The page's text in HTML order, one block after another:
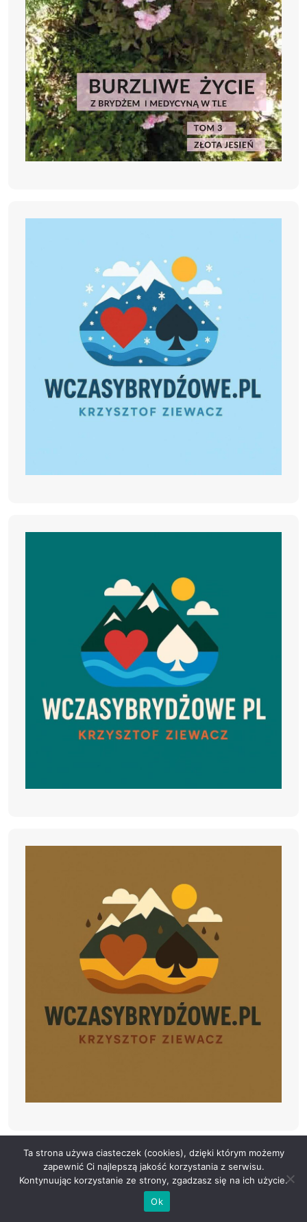
Ta strona używa ciasteczek (cookies), dzięki którym możemy
zapewnić Ci najlepszą jakość korzystania z serwisu.
Kontynuując korzystanie ze strony, zgadzasz się na ich użycie.
Ok